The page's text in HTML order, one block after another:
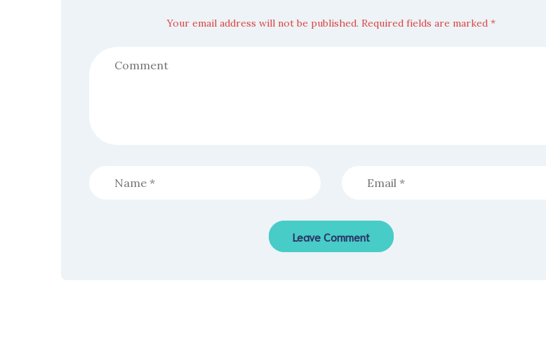
Your email address will not be published. Required fields are marked *